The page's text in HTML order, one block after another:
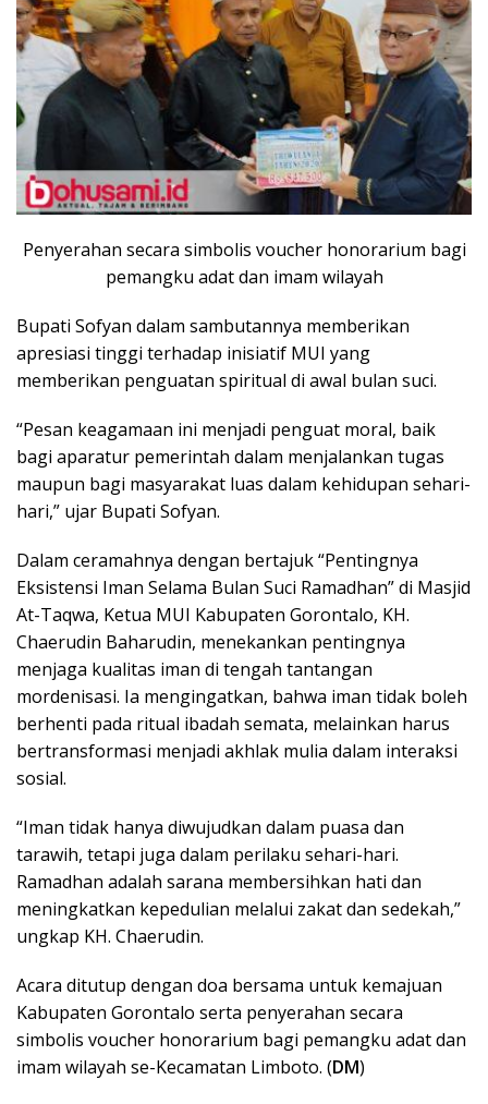
Penyerahan secara simbolis voucher honorarium bagi
pemangku adat dan imam wilayah
Bupati Sofyan dalam sambutannya memberikan
apresiasi tinggi terhadap inisiatif MUI yang
memberikan penguatan spiritual di awal bulan suci.
“Pesan keagamaan ini menjadi penguat moral, baik
bagi aparatur pemerintah dalam menjalankan tugas
maupun bagi masyarakat luas dalam kehidupan sehari-
hari,” ujar Bupati Sofyan.
Dalam ceramahnya dengan bertajuk “Pentingnya
Eksistensi Iman Selama Bulan Suci Ramadhan” di Masjid
At-Taqwa, Ketua MUI Kabupaten Gorontalo, KH.
Chaerudin Baharudin, menekankan pentingnya
menjaga kualitas iman di tengah tantangan
mordenisasi. Ia mengingatkan, bahwa iman tidak boleh
berhenti pada ritual ibadah semata, melainkan harus
bertransformasi menjadi akhlak mulia dalam interaksi
sosial.
“Iman tidak hanya diwujudkan dalam puasa dan
tarawih, tetapi juga dalam perilaku sehari-hari.
Ramadhan adalah sarana membersihkan hati dan
meningkatkan kepedulian melalui zakat dan sedekah,”
ungkap KH. Chaerudin.
Acara ditutup dengan doa bersama untuk kemajuan
Kabupaten Gorontalo serta penyerahan secara
simbolis voucher honorarium bagi pemangku adat dan
imam wilayah se-Kecamatan Limboto. (DM)